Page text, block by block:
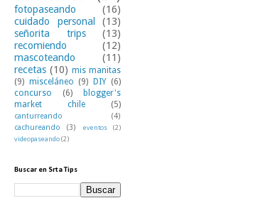
fotopaseando
(16)
cuidado personal
(13)
señorita trips
(13)
recomiendo
(12)
mascoteando
(11)
recetas (10) mis manitas
(9) misceláneo (9) DIY (6)
concurso
(6)
blogger's
market chile
(5)
canturreando
(4)
cachureando
(3) eventos
(2)
videopaseando(2)
Buscar en Srta Tips